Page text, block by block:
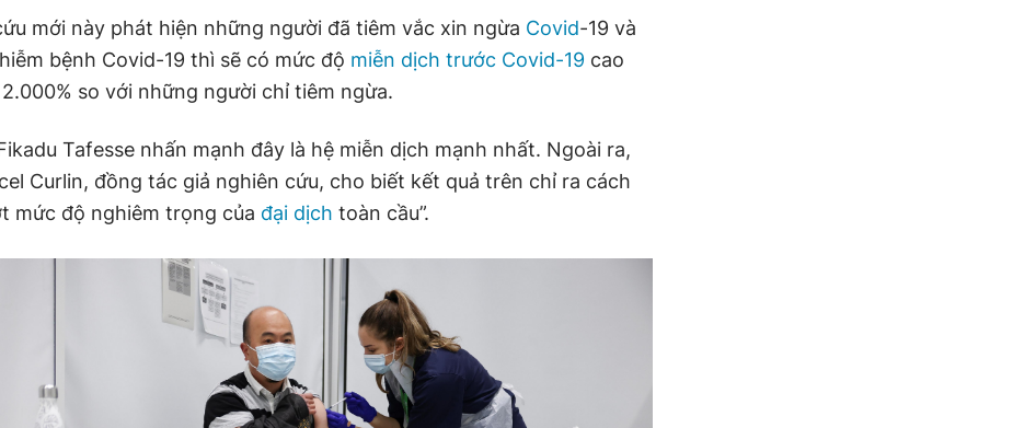
mới này phát hiện những người đã tiêm vắc xin ngừa Covid-19 và
bệnh Covid-19 thì sẽ có mức độ miễn dịch trước Covid-19 cao
so với những người chỉ tiêm ngừa.
Tafesse nhấn mạnh đây là hệ miễn dịch mạnh nhất. Ngoài ra,
Curlin, đồng tác giả nghiên cứu, cho biết kết quả trên chỉ ra cách
mức độ nghiêm trọng của đại dịch toàn cầu”.